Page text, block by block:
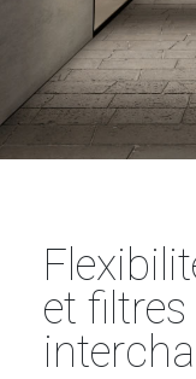
et filtres